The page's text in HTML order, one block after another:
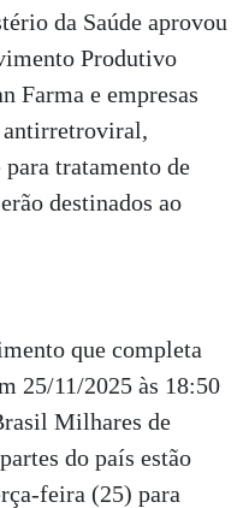
da Saúde aprovou
Produtivo
Farma e empresas
antirretroviral,
tratamento de
destinados ao
que completa
25/11/2025 às 18:50
Milhares de
do país estão
feira (25) para